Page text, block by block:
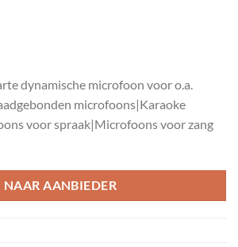
dynamische microfoon voor o.a.
microfoons|Karaoke
voor spraak|Microfoons voor zang
NAAR AANBIEDER